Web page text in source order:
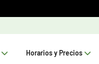
Horarios y Precios